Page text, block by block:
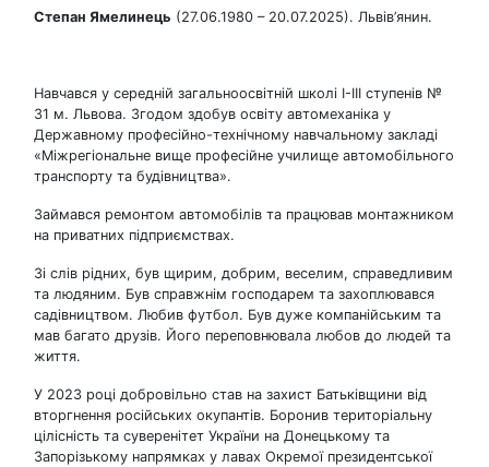
Степан Ямелинець (27.06.1980 – 20.07.2025). Львів’янин.
Навчався у середній загальноосвітній школі І-ІІІ ступенів №
31 м. Львова. Згодом здобув освіту автомеханіка у
Державному професійно-технічному навчальному закладі
«Міжрегіональне вище професійне училище автомобільного
транспорту та будівництва».
Займався ремонтом автомобілів та працював монтажником
на приватних підприємствах.
Зі слів рідних, був щирим, добрим, веселим, справедливим
та людяним. Був справжнім господарем та захоплювався
садівництвом. Любив футбол. Був дуже компанійським та
мав багато друзів. Його переповнювала любов до людей та
життя.
У 2023 році добровільно став на захист Батьківщини від
вторгнення російських окупантів. Боронив територіальну
цілісність та суверенітет України на Донецькому та
Запорізькому напрямках у лавах Окремої президентської